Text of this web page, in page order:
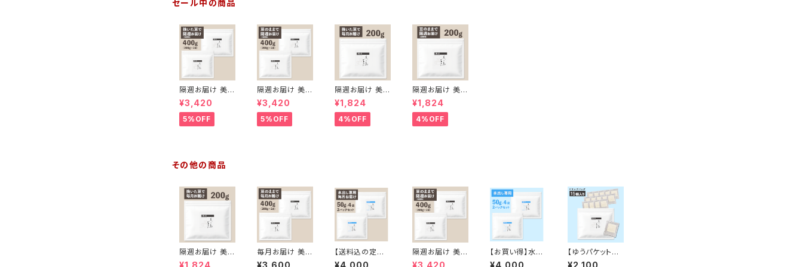
セール中の商品
隔週お届け 美の
島ブレンド400
g【挽いた豆】（2
00g×2袋）
¥3,420
5%OFF
隔週お届け 美の
島ブレンド400
g【豆のまま】（2
00g×2袋）
¥3,420
5%OFF
隔週お届け 美の
島ブレンド200g
【挽いた豆】
¥1,824
4%OFF
隔週お届け 美の
島ブレンド200g
【豆のまま】
¥1,824
4%OFF
その他の商品
隔週お届け 美の
島ブレンド200g
¥1,824
毎月お届け 美の
島ブレンド400
¥3,600
【送料込の定期
便】水出し専用
¥4,000
隔週お届け 美の
島ブレンド400
¥3,420
【お買い得】水出
し専用 博多 美
¥4,000
【ゆうパケット対
応】博多 美の島
¥2,100